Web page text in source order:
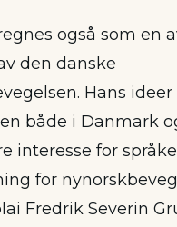
også som en
den danske
Hans
både i Danmark
interesse for
for
Fredrik Severin